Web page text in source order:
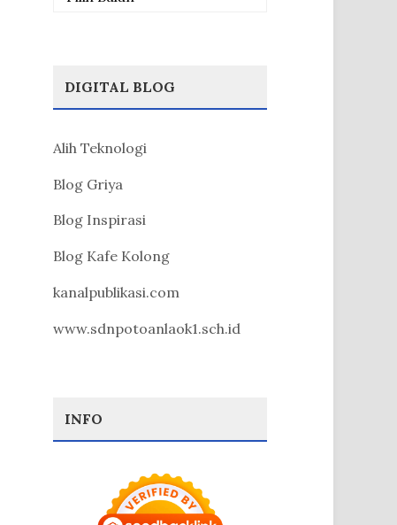
DIGITAL BLOG
Alih Teknologi
Blog Griya
Blog Inspirasi
Blog Kafe Kolong
kanalpublikasi.com
www.sdnpotoanlaok1.sch.id
INFO